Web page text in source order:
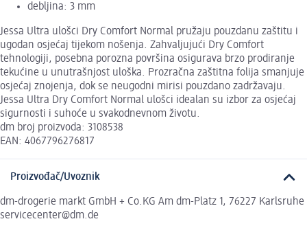
debljina: 3 mm
Jessa Ultra ulošci Dry Comfort Normal pružaju pouzdanu zaštitu i
ugodan osjećaj tijekom nošenja. Zahvaljujući Dry Comfort
tehnologiji, posebna porozna površina osigurava brzo prodiranje
tekućine u unutrašnjost uloška. Prozračna zaštitna folija smanjuje
osjećaj znojenja, dok se neugodni mirisi pouzdano zadržavaju.
Jessa Ultra Dry Comfort Normal ulošci idealan su izbor za osjećaj
sigurnosti i suhoće u svakodnevnom životu.
dm broj proizvoda: 3108538
EAN: 4067796276817
Proizvođač/Uvoznik
dm-drogerie markt GmbH + Co.KG Am dm-Platz 1, 76227 Karlsruhe
servicecenter@dm.de